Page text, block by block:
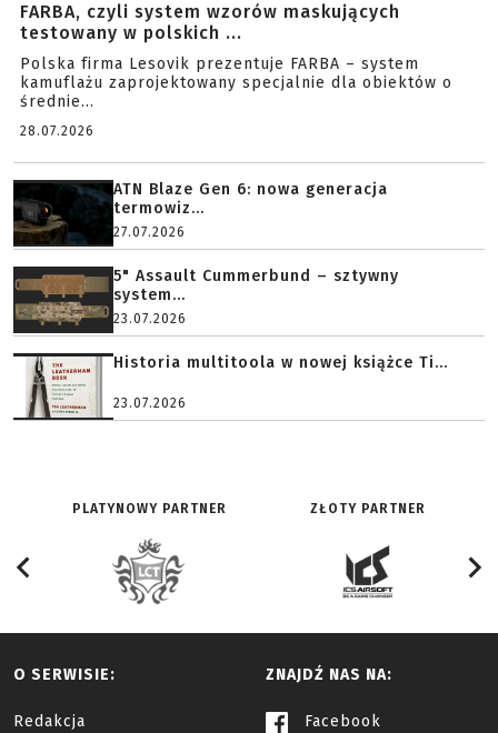
FARBA, czyli system wzorów maskujących
testowany w polskich ...
Polska firma Lesovik prezentuje FARBA – system
kamuflażu zaprojektowany specjalnie dla obiektów o
średnie...
28.07.2026
ATN Blaze Gen 6: nowa generacja
termowiz...
27.07.2026
5" Assault Cummerbund – sztywny
system...
23.07.2026
Historia multitoola w nowej książce Ti...
23.07.2026
PLATYNOWY PARTNER ZŁOTY PARTNER
O SERWISIE:
Redakcja
ZNAJDŹ NAS NA:
Facebook